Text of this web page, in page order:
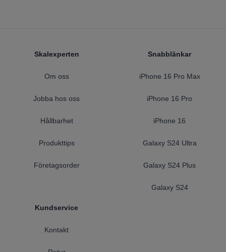
Skalexperten
Om oss
Jobba hos oss
Hållbarhet
Produkttips
Företagsorder
Kundservice
Kontakt
Snabblänkar
iPhone 16 Pro Max
iPhone 16 Pro
iPhone 16
Galaxy S24 Ultra
Galaxy S24 Plus
Galaxy S24